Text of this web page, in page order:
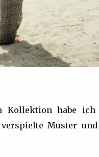
Kollektion habe ich
Muster